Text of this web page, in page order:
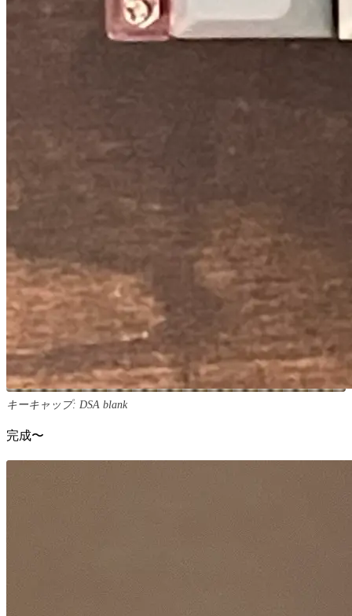
キーキャップ: DSA blank
完成〜